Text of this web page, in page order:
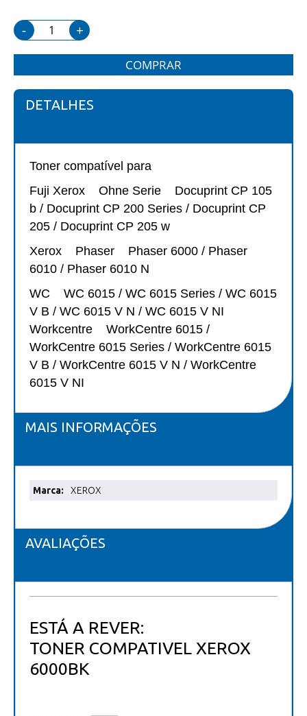
- +
COMPRAR
DETALHES
Toner compatível para
Fuji Xerox Ohne Serie Docuprint CP 105
b / Docuprint CP 200 Series / Docuprint CP
205 / Docuprint CP 205 w
Xerox Phaser Phaser 6000 / Phaser
6010 / Phaser 6010 N
WC WC 6015 / WC 6015 Series / WC 6015
V B / WC 6015 V N / WC 6015 V NI
Workcentre WorkCentre 6015 /
WorkCentre 6015 Series / WorkCentre 6015
V B / WorkCentre 6015 V N / WorkCentre
6015 V NI
MAIS INFORMAÇÕES
Mais
XEROX
AVALIAÇÕES
ESTÁ A REVER:
TONER COMPATIVEL XEROX
6000BK